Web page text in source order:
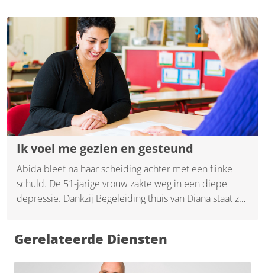
Ik voel me gezien en gesteund
Abida bleef na haar scheiding achter met een flinke
schuld. De 51-jarige vrouw zakte weg in een diepe
depressie. Dankzij Begeleiding thuis van Diana staat ze
Gerelateerde Diensten